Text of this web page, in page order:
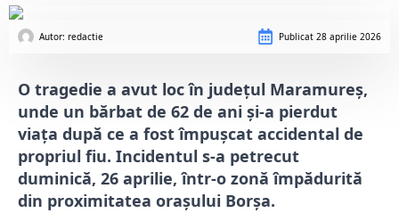
Autor: redactie Publicat 28 aprilie 2026
O tragedie a avut loc în județul Maramureș,
unde un bărbat de 62 de ani și-a pierdut
viața după ce a fost împușcat accidental de
propriul fiu. Incidentul s-a petrecut
duminică, 26 aprilie, într-o zonă împădurită
din proximitatea orașului Borșa.